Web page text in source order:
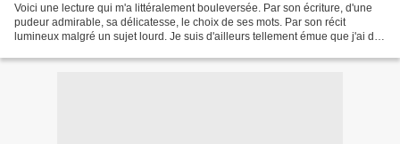
Voici une lecture qui m'a littéralement bouleversée. Par son écriture, d'une
pudeur admirable, sa délicatesse, le choix de ses mots. Par son récit
lumineux malgré un sujet lourd. Je suis d'ailleurs tellement émue que j'ai du